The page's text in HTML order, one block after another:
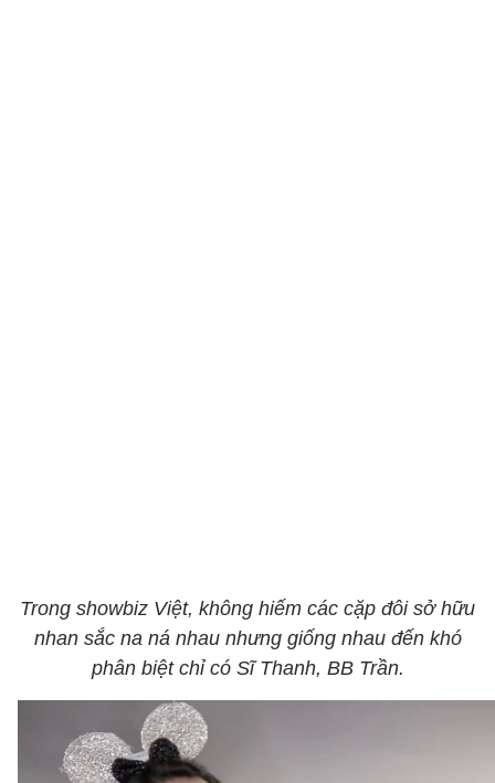
Trong showbiz Việt, không hiếm các cặp đôi sở hữu
nhan sắc na ná nhau nhưng giống nhau đến khó
phân biệt chỉ có Sĩ Thanh, BB Trần.